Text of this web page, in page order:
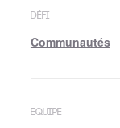
DÉFI
Communautés
EQUIPE